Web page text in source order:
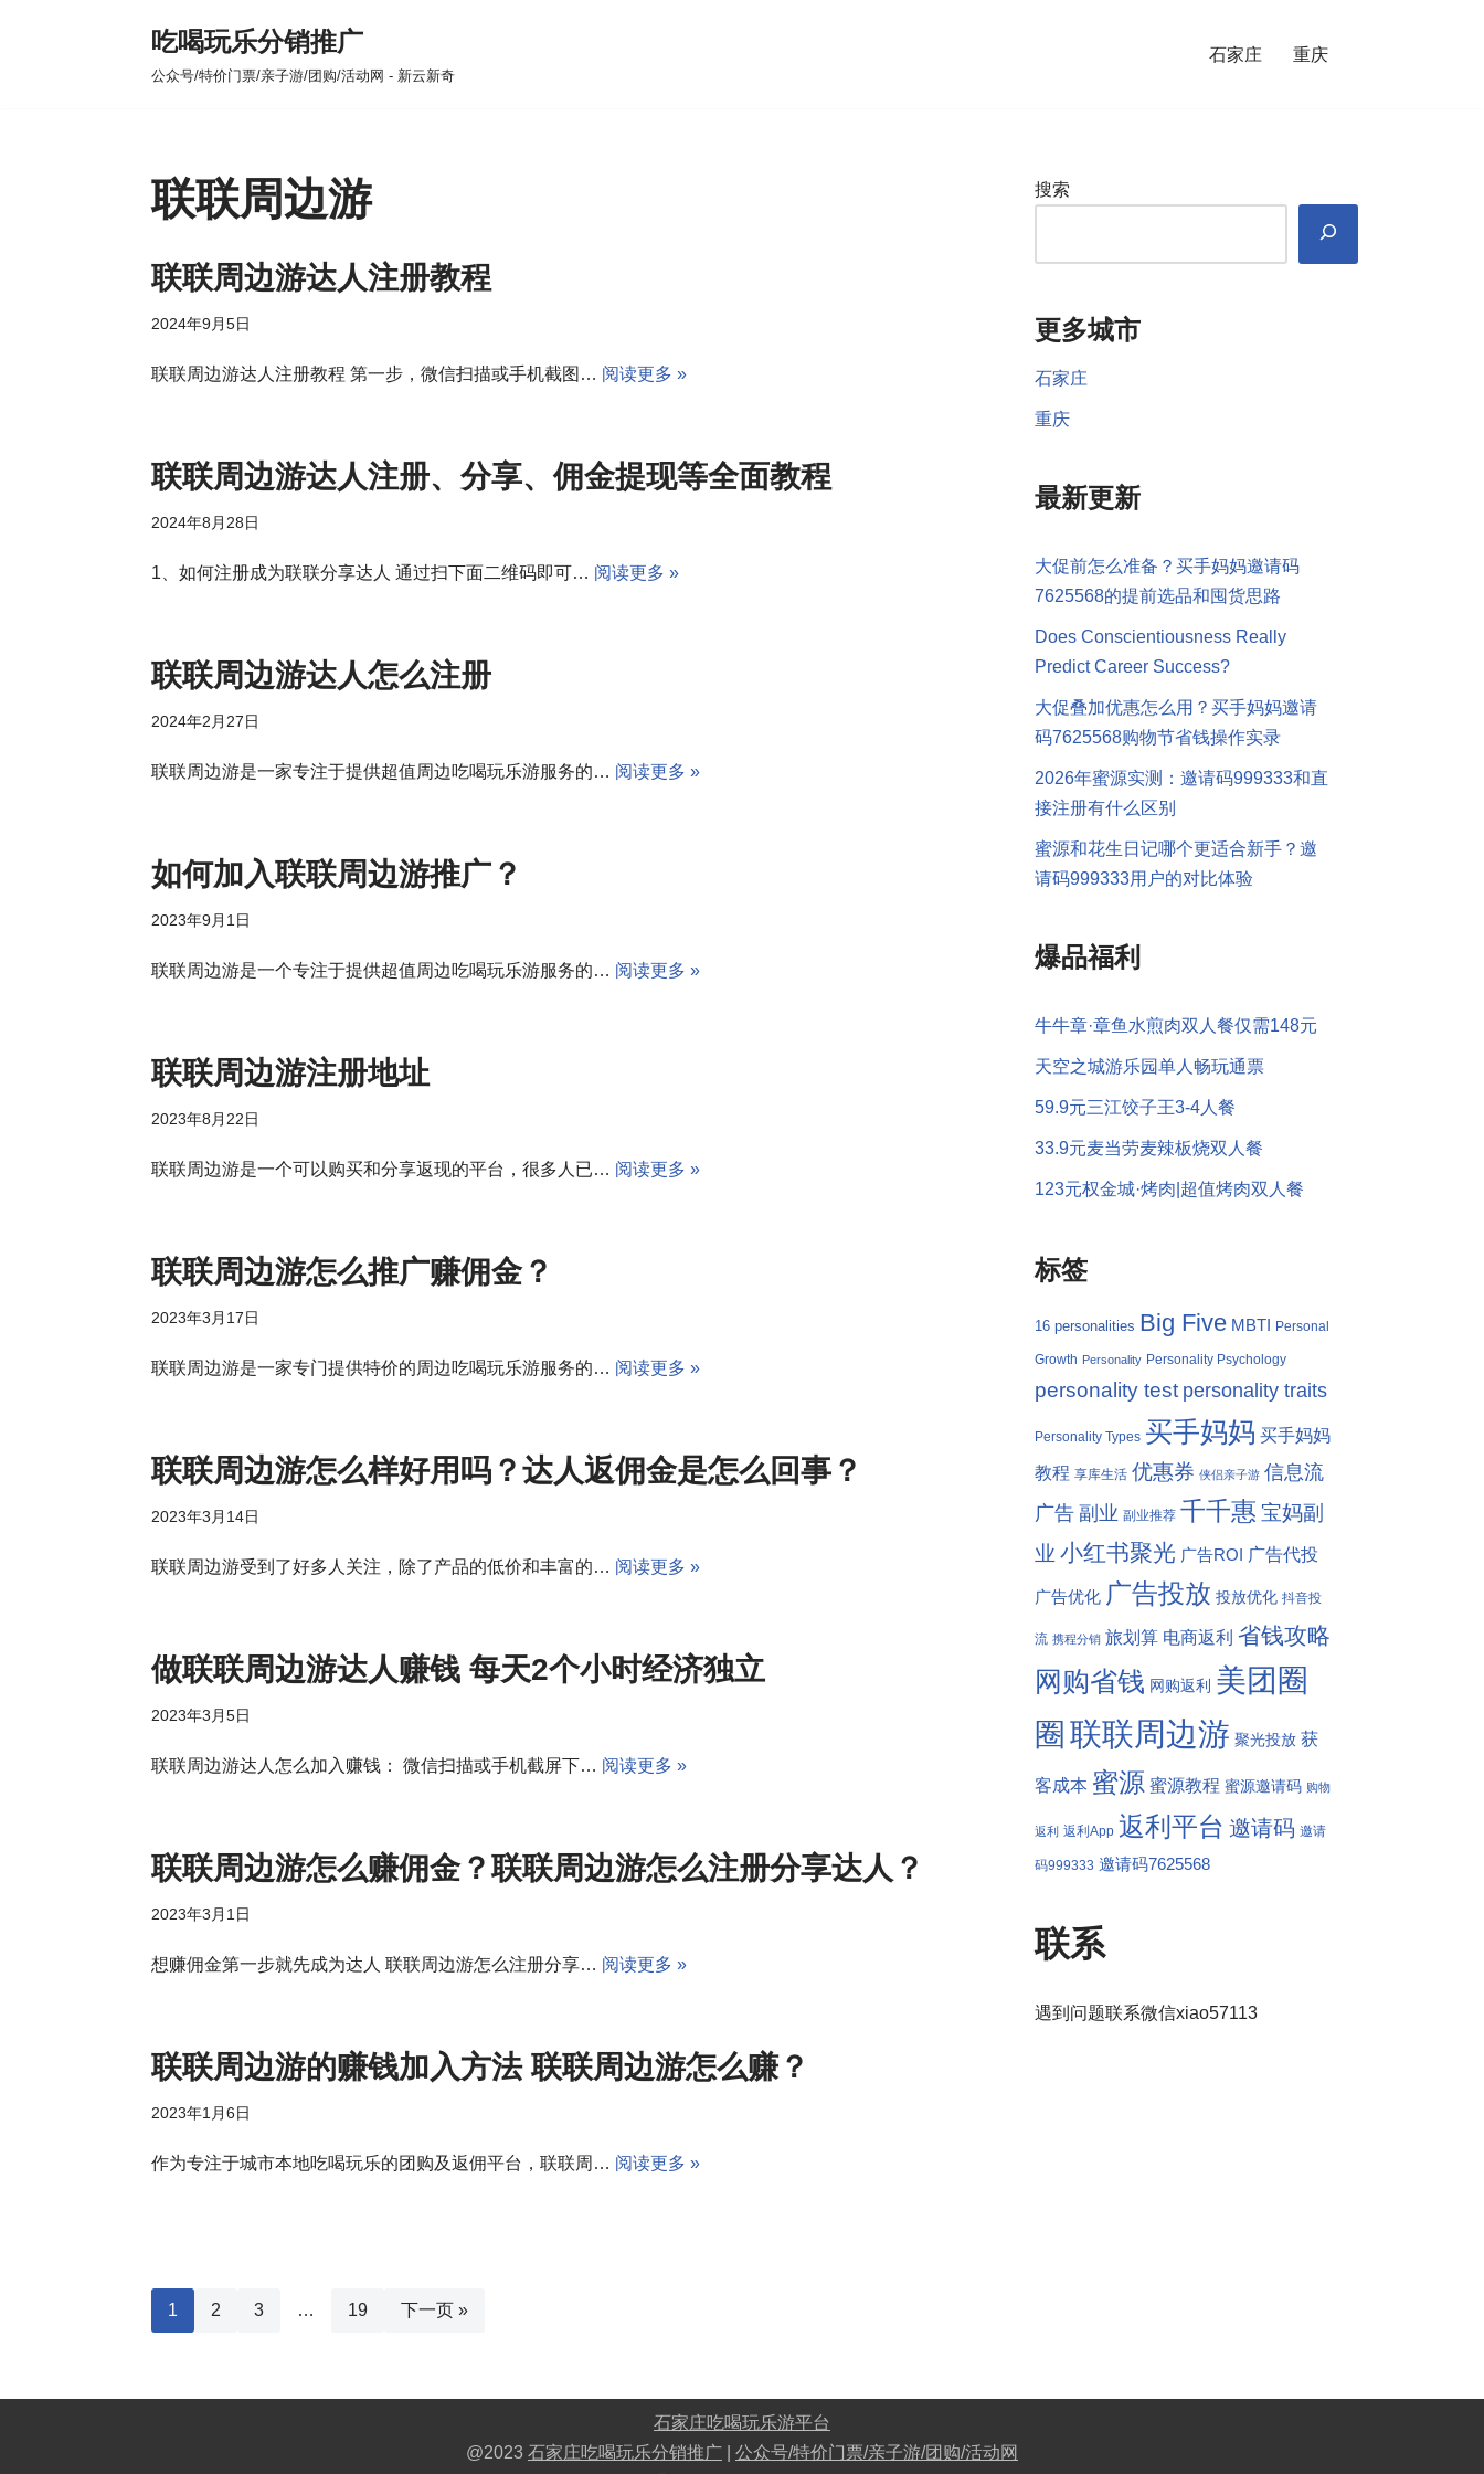
吃喝玩乐分销推广
公众号/特价门票/亲子游/团购/活动网 - 新云新奇
石家庄 重庆
联联周边游
联联周边游达人注册教程
2024年9月5日
联联周边游达人注册教程 第一步，微信扫描或手机截图… 阅读更多 »
联联周边游达人注册、分享、佣金提现等全面教程
2024年8月28日
1、如何注册成为联联分享达人 通过扫下面二维码即可… 阅读更多 »
联联周边游达人怎么注册
2024年2月27日
联联周边游是一家专注于提供超值周边吃喝玩乐游服务的… 阅读更多 »
如何加入联联周边游推广？
2023年9月1日
联联周边游是一个专注于提供超值周边吃喝玩乐游服务的… 阅读更多 »
联联周边游注册地址
2023年8月22日
联联周边游是一个可以购买和分享返现的平台，很多人已… 阅读更多 »
联联周边游怎么推广赚佣金？
2023年3月17日
联联周边游是一家专门提供特价的周边吃喝玩乐游服务的… 阅读更多 »
联联周边游怎么样好用吗？达人返佣金是怎么回事？
2023年3月14日
联联周边游受到了好多人关注，除了产品的低价和丰富的… 阅读更多 »
做联联周边游达人赚钱 每天2个小时经济独立
2023年3月5日
联联周边游达人怎么加入赚钱： 微信扫描或手机截屏下… 阅读更多 »
联联周边游怎么赚佣金？联联周边游怎么注册分享达人？
2023年3月1日
想赚佣金第一步就先成为达人 联联周边游怎么注册分享… 阅读更多 »
联联周边游的赚钱加入方法 联联周边游怎么赚？
2023年1月6日
作为专注于城市本地吃喝玩乐的团购及返佣平台，联联周… 阅读更多 »
1 2 3 … 19 下一页 »
搜索
更多城市
石家庄
重庆
最新更新
大促前怎么准备？买手妈妈邀请码
7625568的提前选品和囤货思路
Does Conscientiousness Really
Predict Career Success?
大促叠加优惠怎么用？买手妈妈邀请
码7625568购物节省钱操作实录
2026年蜜源实测：邀请码999333和直
接注册有什么区别
蜜源和花生日记哪个更适合新手？邀
请码999333用户的对比体验
爆品福利
牛牛章·章鱼水煎肉双人餐仅需148元
天空之城游乐园单人畅玩通票
59.9元三江饺子王3-4人餐
33.9元麦当劳麦辣板烧双人餐
123元权金城·烤肉|超值烤肉双人餐
标签
16 personalities Big Five MBTI Personal
Growth Personality Personality Psychology
personality test personality traits
Personality Types 买手妈妈 买手妈妈
教程 享库生活 优惠券 侠侣亲子游 信息流
广告 副业 副业推荐 千千惠 宝妈副
业 小红书聚光 广告ROI 广告代投
广告优化 广告投放 投放优化 抖音投
流 携程分销 旅划算 电商返利 省钱攻略
网购省钱 网购返利 美团圈
圈 联联周边游 聚光投放 获
客成本 蜜源 蜜源教程 蜜源邀请码 购物
返利 返利App 返利平台 邀请码 邀请
码999333 邀请码7625568
联系
遇到问题联系微信xiao57113
石家庄吃喝玩乐游平台
@2023 石家庄吃喝玩乐分销推广
公众号/特价门票/亲子游/团购/活动网